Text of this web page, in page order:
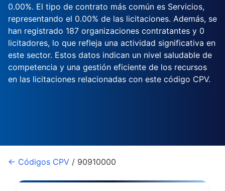
0.00%. El tipo de contrato más común es Servicios,
representando el 0.00% de las licitaciones. Además, se
han registrado 187 organizaciones contratantes y 0
licitadores, lo que refleja una actividad significativa en
este sector. Estos datos indican un nivel saludable de
competencia y una gestión eficiente de los recursos
en las licitaciones relacionadas con este código CPV.
← Códigos CPV / 90910000